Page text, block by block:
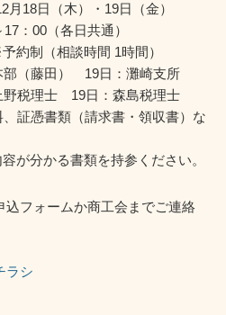
日（木）・19日（金）
00（各日共通）
時間 1時間）
藤田） 19日：灘崎支所
理士 19日：森島税理士
憑書類（請求書・領収書）な
書類を持参ください。
フォームか商工会までご連絡
ラシ